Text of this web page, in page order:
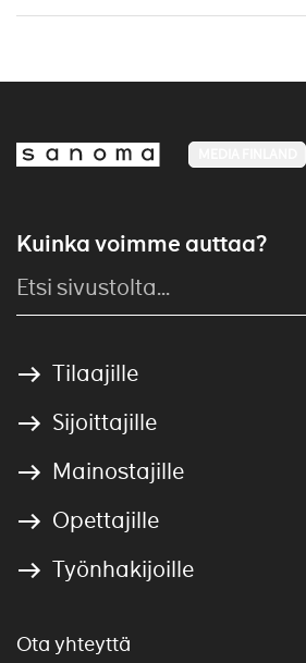
Kuinka voimme auttaa?
Tilaajille
Sijoittajille
Mainostajille
Opettajille
Työnhakijoille
Ota yhteyttä